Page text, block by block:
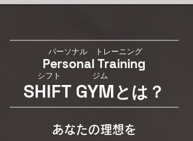
​シフト ジム
​Personal Training
​SHIFT GYMとは？
あなたの理想を
パーソナル トレーニング